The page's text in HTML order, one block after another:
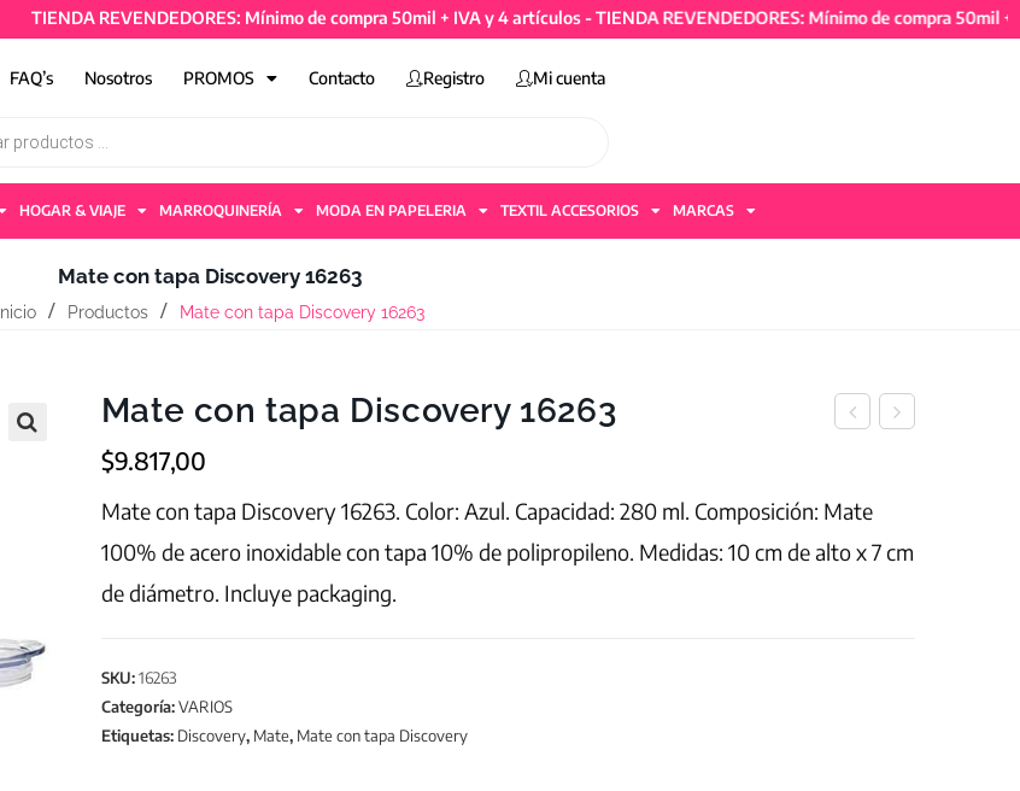
TIENDA REVENDEDORES: Mínimo de compra 50mil + IVA y 4 artículos - TIENDA REVENDEDORES: Mínimo de compra 50mil +
FAQ’s Nosotros PROMOS Contacto Registro Mi cuenta
HOGAR & VIAJE MARROQUINERÍA MODA EN PAPELERIA TEXTIL ACCESORIOS MARCAS
Mate con tapa Discovery 16263
Inicio Productos Mate con tapa Discovery 16263
Mate con tapa Discovery 16263
$9.817,00
Mate con tapa Discovery 16263. Color: Azul. Capacidad: 280 ml. Composición: Mate
100% de acero inoxidable con tapa 10% de polipropileno. Medidas: 10 cm de alto x 7 cm
de diámetro. Incluye packaging.
SKU:16263
Categoría:VARIOS
Etiquetas: Discovery, Mate, Mate con tapa Discovery